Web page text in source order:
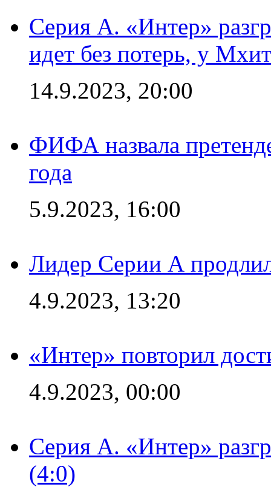
Серия А. «Интер»
идет без потерь, у
14.9.2023, 20:00
ФИФА назвала
года
5.9.2023, 16:00
Лидер Серии А
4.9.2023, 13:20
«Интер» повторил
4.9.2023, 00:00
Серия А. «Интер»
(4:0)